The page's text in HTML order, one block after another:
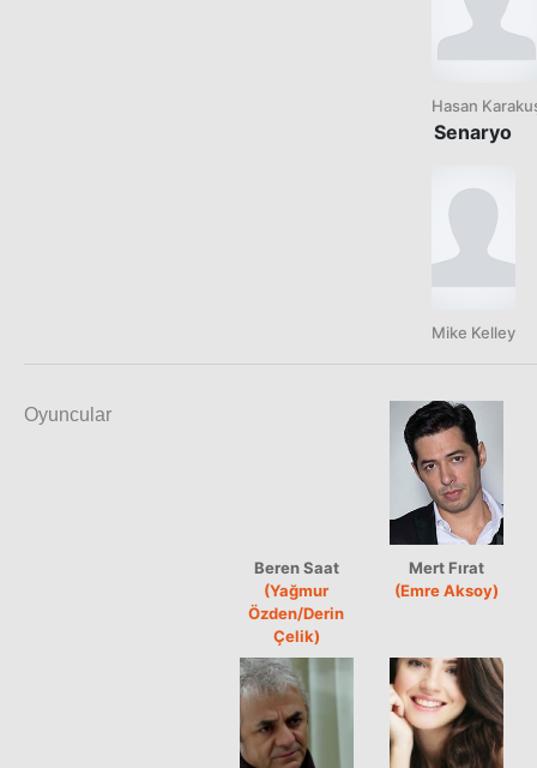
Hasan
Senaryo
Mike Kelley
Oyuncular
Beren Saat
(Yağmur
Özden/Derin
Çelik)
Mert Fırat
(Emre Aksoy)